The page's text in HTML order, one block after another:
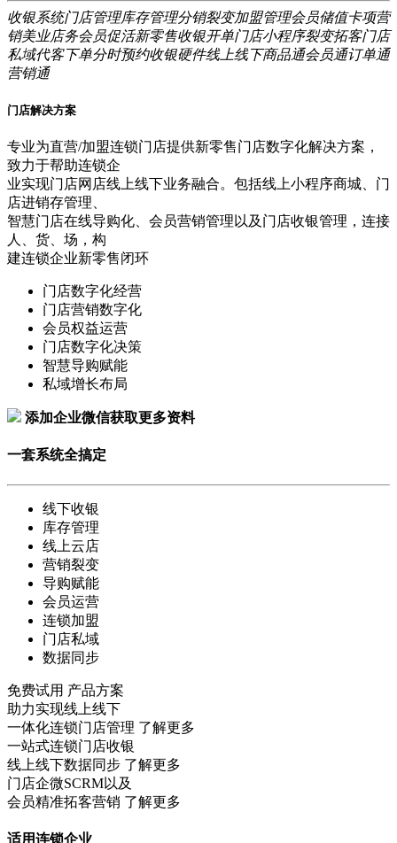
收银系统门店管理库存管理分销裂变加盟管理会员储值卡项营
销美业店务会员促活新零售收银开单门店小程序裂变拓客门店
私域代客下单分时预约收银硬件线上线下商品通会员通订单通
营销通
门店解决方案
专业为直营/加盟连锁门店提供新零售门店数字化解决方案，
致力于帮助连锁企
业实现门店网店线上线下业务融合。包括线上小程序商城、门
店进销存管理、
智慧门店在线导购化、会员营销管理以及门店收银管理，连接
人、货、场，构
建连锁企业新零售闭环
门店数字化经营
门店营销数字化
会员权益运营
门店数字化决策
智慧导购赋能
私域增长布局
添加企业微信获取更多资料
一套系统全搞定
线下收银
库存管理
线上云店
营销裂变
导购赋能
会员运营
连锁加盟
门店私域
数据同步
免费试用 产品方案
助力实现线上线下
一体化连锁门店管理 了解更多
一站式连锁门店收银
线上线下数据同步 了解更多
门店企微SCRM以及
会员精准拓客营销 了解更多
适用连锁企业